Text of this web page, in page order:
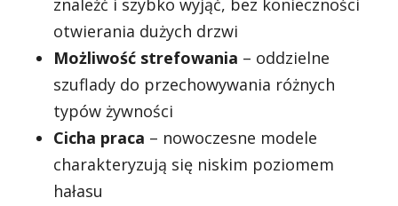
znaleźć i szybko wyjąć, bez konieczności
otwierania dużych drzwi
Możliwość strefowania – oddzielne
szuflady do przechowywania różnych
typów żywności
Cicha praca – nowoczesne modele
charakteryzują się niskim poziomem
hałasu